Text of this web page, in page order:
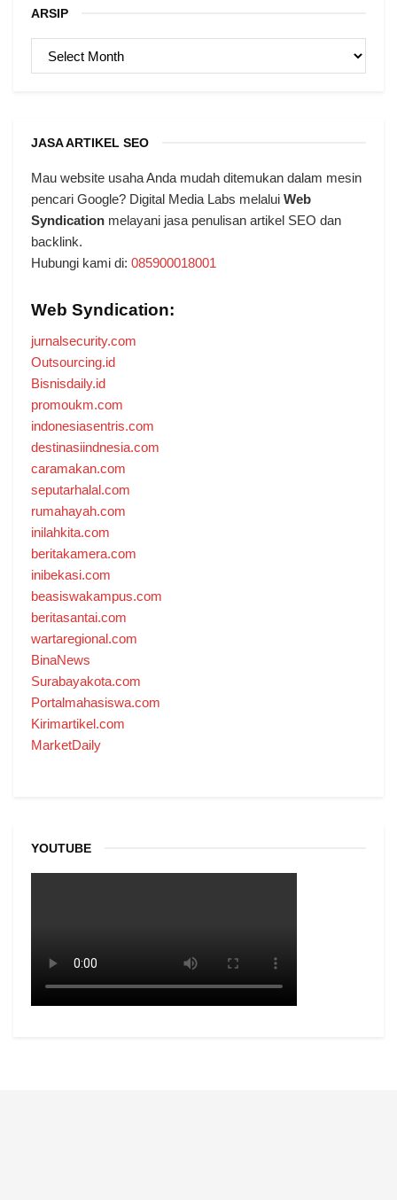
ARSIP
JASA ARTIKEL SEO
Mau website usaha Anda mudah ditemukan dalam mesin
pencari Google? Digital Media Labs melalui Web
Syndication melayani jasa penulisan artikel SEO dan
backlink.
Hubungi kami di: 085900018001
Web Syndication:
jurnalsecurity.com
Outsourcing.id
Bisnisdaily.id
promoukm.com
indonesiasentris.com
destinasiindnesia.com
caramakan.com
seputarhalal.com
rumahayah.com
inilahkita.com
beritakamera.com
inibekasi.com
beasiswakampus.com
beritasantai.com
wartaregional.com
BinaNews
Surabayakota.com
Portalmahasiswa.com
Kirimartikel.com
MarketDaily
YOUTUBE